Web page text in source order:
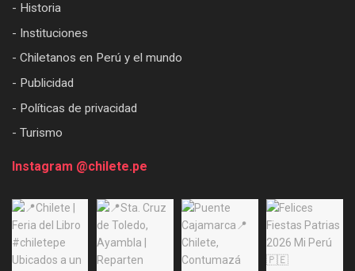
- Historia
- Instituciones
- Chiletanos en Perú y el mundo
- Publicidad
- Políticas de privacidad
- Turismo
Instagram @chilete.pe